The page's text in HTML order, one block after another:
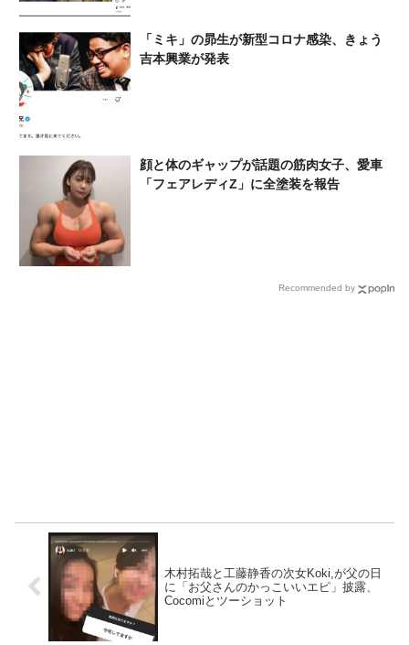
「ミキ」の昴生が新型コロナ感染、きょう
吉本興業が発表
顔と体のギャップが話題の筋肉女子、愛車
「フェアレディZ」に全塗装を報告
Recommended by
木村拓哉と工藤静香の次女Koki,が父の日
に「お父さんのかっこいいエピ」披露、
Cocomiとツーショット